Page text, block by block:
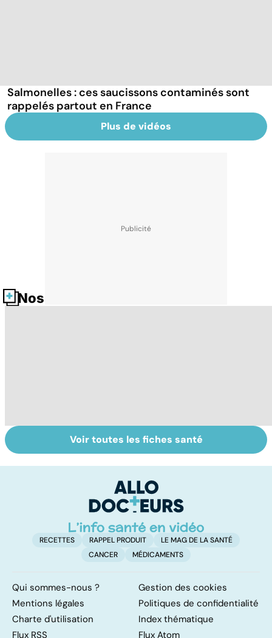
Salmonelles : ces saucissons contaminés sont
rappelés partout en France
Plus de vidéos
Nos fiches santé
Intoxications
alimentaires :
La salmonelle,
souvent à
gastro-entérites
Voir toutes les fiches santé
RECETTES RAPPEL PRODUIT
LE MAG DE LA SANTÉ
CANCER
MÉDICAMENTS
Qui sommes-nous ?
Gestion des cookies
Mentions légales
Politiques de confidentialité
Charte d'utilisation
Index thématique
Flux RSS
Flux Atom